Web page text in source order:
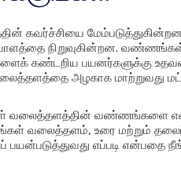
நிறுவுகின்றன.
கண்டறிய பயனர்களுக்கு
அழகாக மாற்றுவது
வலைத்தளத்தின் வண்ணங்களை
வலைத்தளம், உரை மற்றும்
பயன்படுத்துவது எப்படி என்பதை